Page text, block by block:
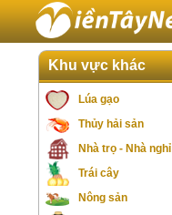
Khu vực khác
Lúa gạo
Thủy hải sản
Nhà trọ - Nhà nghỉ
Trái cây
Nông sản